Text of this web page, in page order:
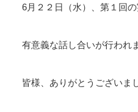
6月２２日（水）、第１回
有意義な話し合いが行われ
皆様、ありがとうございま